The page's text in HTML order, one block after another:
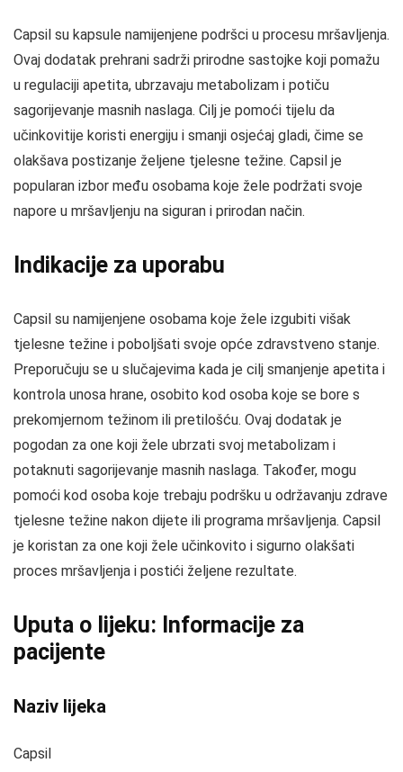
Capsil su kapsule namijenjene podršci u procesu mršavljenja.
Ovaj dodatak prehrani sadrži prirodne sastojke koji pomažu
u regulaciji apetita, ubrzavaju metabolizam i potiču
sagorijevanje masnih naslaga. Cilj je pomoći tijelu da
učinkovitije koristi energiju i smanji osjećaj gladi, čime se
olakšava postizanje željene tjelesne težine. Capsil je
popularan izbor među osobama koje žele podržati svoje
napore u mršavljenju na siguran i prirodan način.
Indikacije za uporabu
Capsil su namijenjene osobama koje žele izgubiti višak
tjelesne težine i poboljšati svoje opće zdravstveno stanje.
Preporučuju se u slučajevima kada je cilj smanjenje apetita i
kontrola unosa hrane, osobito kod osoba koje se bore s
prekomjernom težinom ili pretilošću. Ovaj dodatak je
pogodan za one koji žele ubrzati svoj metabolizam i
potaknuti sagorijevanje masnih naslaga. Također, mogu
pomoći kod osoba koje trebaju podršku u održavanju zdrave
tjelesne težine nakon dijete ili programa mršavljenja. Capsil
je koristan za one koji žele učinkovito i sigurno olakšati
proces mršavljenja i postići željene rezultate.
Uputa o lijeku: Informacije za
pacijente
Naziv lijeka
Capsil